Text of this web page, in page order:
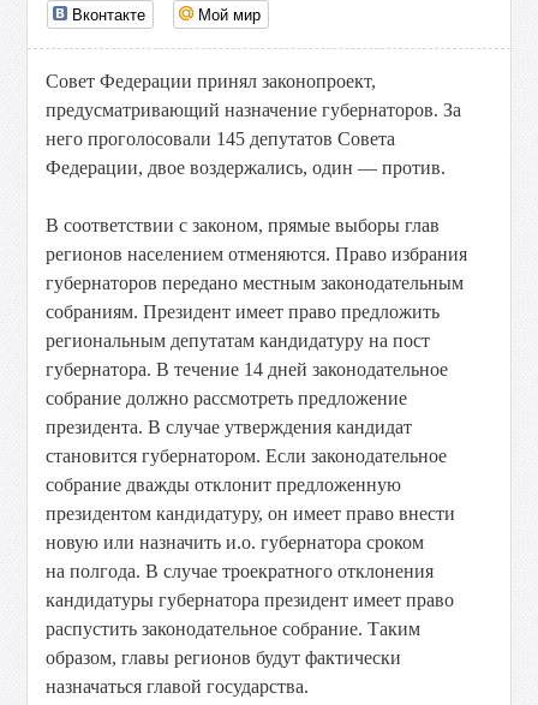
Вконтакте Мой мир
Совет Федерации принял законопроект,
предусматривающий назначение губернаторов. За
него проголосовали 145 депутатов Совета
Федерации, двое воздержались, один — против.
В соответствии с законом, прямые выборы глав
регионов населением отменяются. Право избрания
губернаторов передано местным законодательным
собраниям. Президент имеет право предложить
региональным депутатам кандидатуру на пост
губернатора. В течение 14 дней законодательное
собрание должно рассмотреть предложение
президента. В случае утверждения кандидат
становится губернатором. Если законодательное
собрание дважды отклонит предложенную
президентом кандидатуру, он имеет право внести
новую или назначить и.о. губернатора сроком
на полгода. В случае троекратного отклонения
кандидатуры губернатора президент имеет право
распустить законодательное собрание. Таким
образом, главы регионов будут фактически
назначаться главой государства.